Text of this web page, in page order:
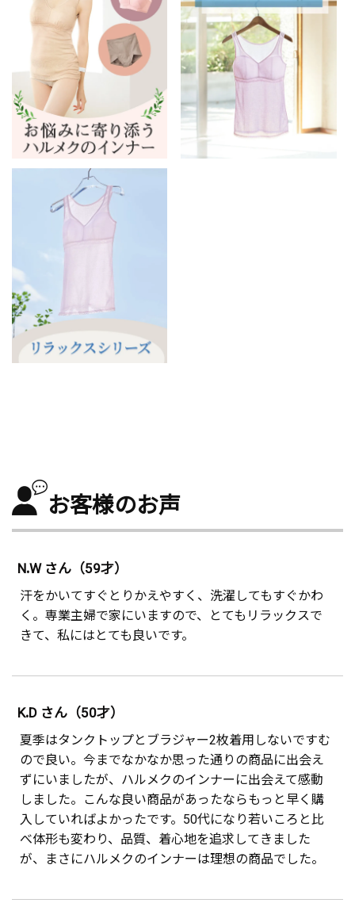
お客様のお声
N.W さん（59才）
汗をかいてすぐとりかえやすく、洗濯してもすぐかわ
く。専業主婦で家にいますので、とてもリラックスで
きて、私にはとても良いです。
K.D さん（50才）
夏季はタンクトップとブラジャー2枚着用しないですむ
ので良い。今までなかなか思った通りの商品に出会え
ずにいましたが、ハルメクのインナーに出会えて感動
しました。こんな良い商品があったならもっと早く購
入していればよかったです。50代になり若いころと比
べ体形も変わり、品質、着心地を追求してきました
が、まさにハルメクのインナーは理想の商品でした。